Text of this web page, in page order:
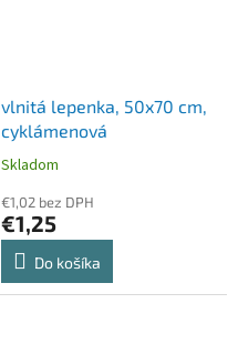
vlnitá lepenka, 50x70 cm,
cyklámenová
Skladom
€1,02 bez DPH
€1,25
Do košíka